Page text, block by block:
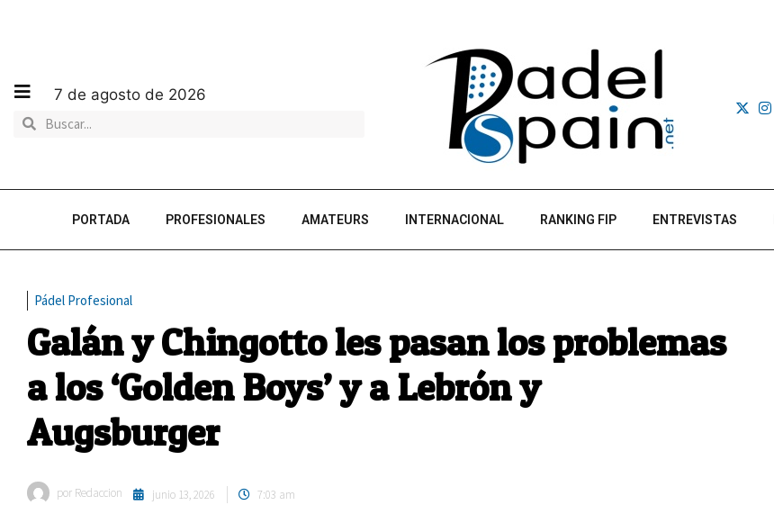
7 de agosto de 2026
PORTADA PROFESIONALES AMATEURS INTERNACIONAL RANKING FIP ENTREVISTAS
Pádel Profesional
Galán y Chingotto les pasan los problemas
a los ‘Golden Boys’ y a Lebrón y
Augsburger
por Redaccion junio 13, 2026 7:03 am